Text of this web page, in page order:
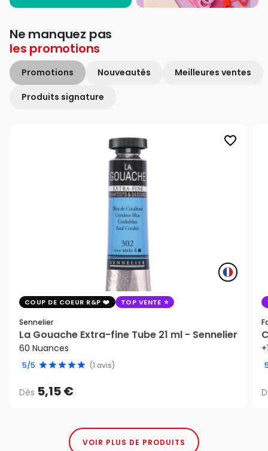
Ne manquez pas
les promotions
Promotions Nouveautés Meilleures ventes
Produits signature
favorite_border
COUP DE COEUR R&P TOP VENTE
Sennelier
La Gouache Extra-fine Tube 21 ml - Sennelier
60 Nuances
5/5 (1 avis)
Dès 5,15 €
VOIR PLUS DE PRODUITS